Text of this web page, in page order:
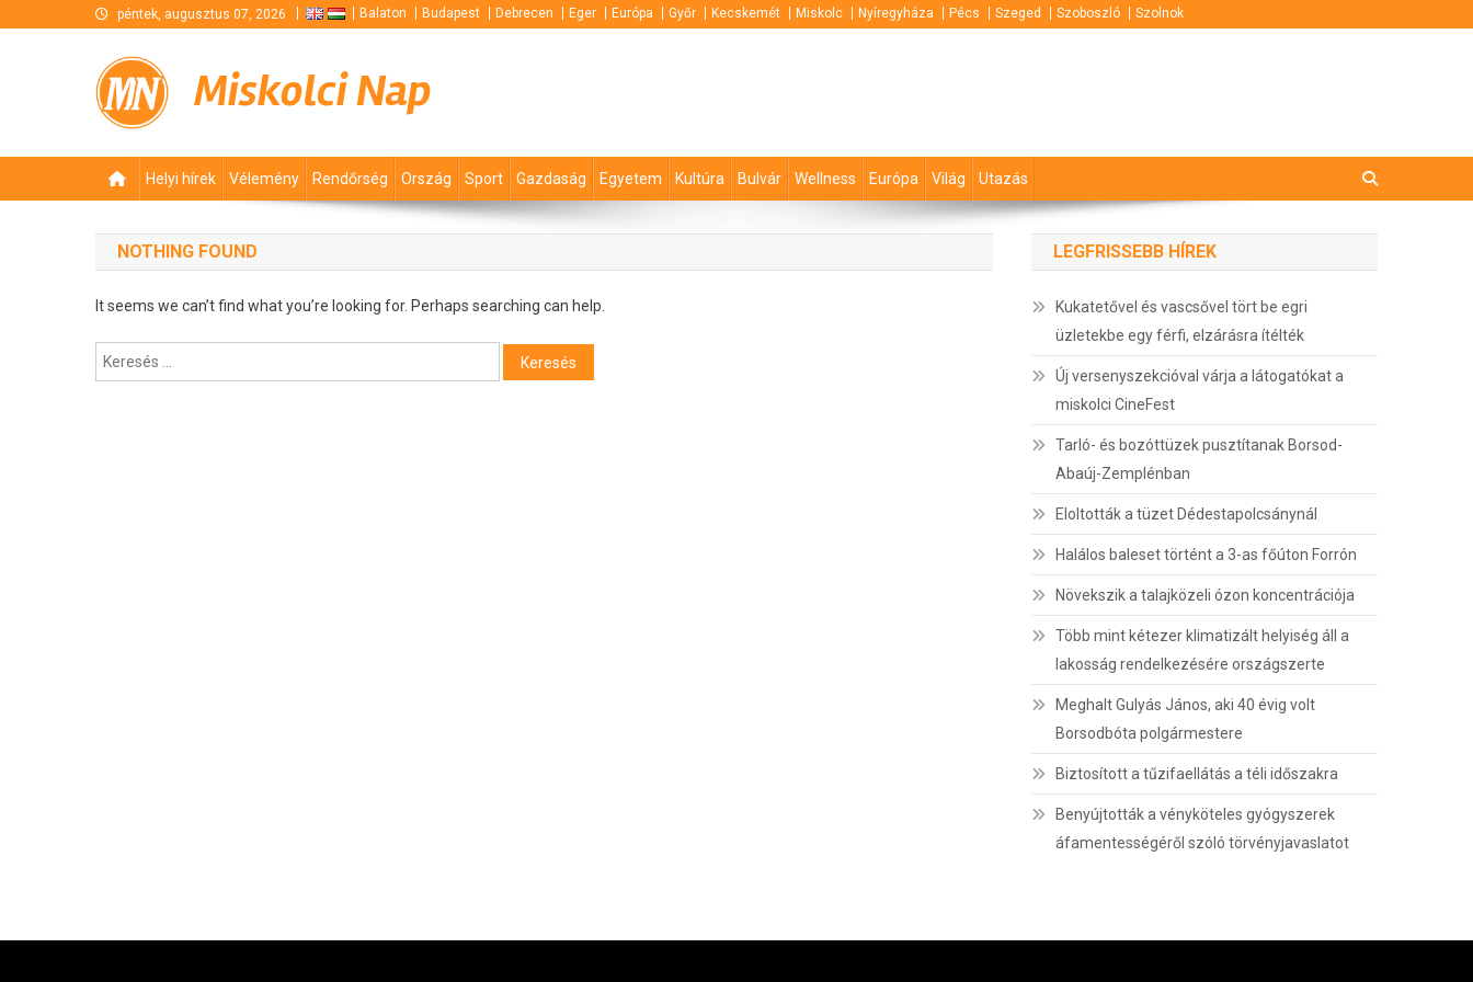
péntek, augusztus 07, 2026 Balaton Budapest Debrecen Eger Európa Győr Kecskemét Miskolc Nyíregyháza Pécs Szeged Szoboszló Szolnok
Miskolci Nap
Helyi hírek Vélemény Rendőrség Ország Sport Gazdaság Egyetem Kultúra Bulvár Wellness Európa Világ Utazás
NOTHING FOUND
It seems we can’t find what you’re looking for. Perhaps searching can help.
Keresés:
LEGFRISSEBB HÍREK
Kukatetővel és vascsővel tört be egri
üzletekbe egy férfi, elzárásra ítélték
Új versenyszekcióval várja a látogatókat a
miskolci CineFest
Tarló- és bozóttüzek pusztítanak Borsod-
Abaúj-Zemplénban
Eloltották a tüzet Dédestapolcsánynál
Halálos baleset történt a 3-as főúton Forrón
Növekszik a talajközeli ózon koncentrációja
Több mint kétezer klimatizált helyiség áll a
lakosság rendelkezésére országszerte
Meghalt Gulyás János, aki 40 évig volt
Borsodbóta polgármestere
Biztosított a tűzifaellátás a téli időszakra
Benyújtották a vényköteles gyógyszerek
áfamentességéről szóló törvényjavaslatot